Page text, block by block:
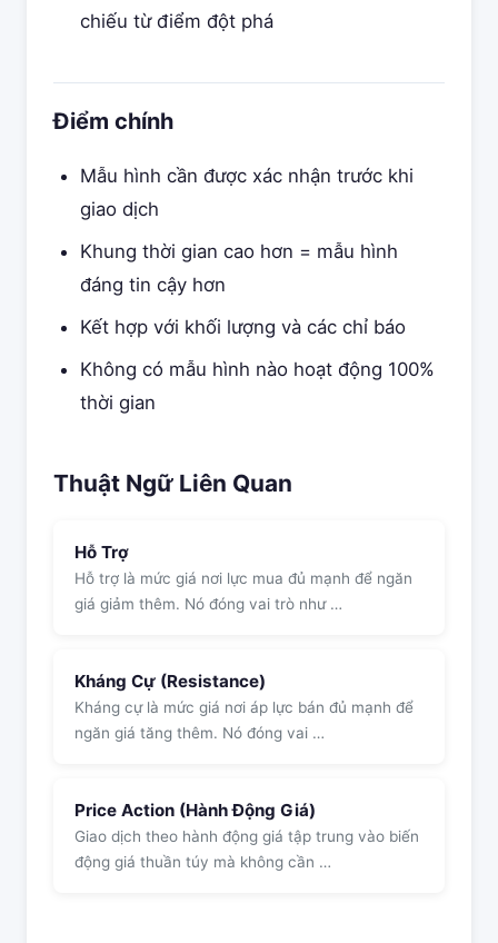
chiếu từ điểm đột phá
Điểm chính
Mẫu hình cần được xác nhận trước khi
giao dịch
Khung thời gian cao hơn = mẫu hình
đáng tin cậy hơn
Kết hợp với khối lượng và các chỉ báo
Không có mẫu hình nào hoạt động 100%
thời gian
Thuật Ngữ Liên Quan
Hỗ Trợ
Hỗ trợ là mức giá nơi lực mua đủ mạnh để ngăn
giá giảm thêm. Nó đóng vai trò như …
Kháng Cự (Resistance)
Kháng cự là mức giá nơi áp lực bán đủ mạnh để
ngăn giá tăng thêm. Nó đóng vai …
Price Action (Hành Động Giá)
Giao dịch theo hành động giá tập trung vào biến
động giá thuần túy mà không cần …